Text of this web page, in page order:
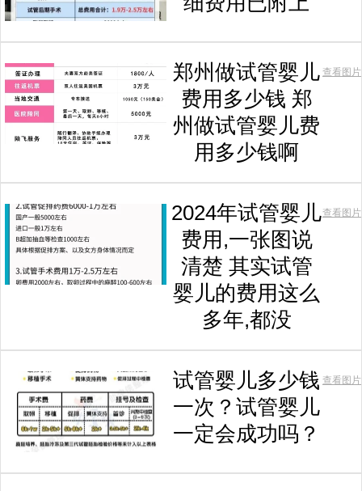
郑州做试管婴儿
费用多少钱 郑
州做试管婴儿费
用多少钱啊
查看图片
2024年试管婴儿
费用,一张图说
清楚 其实试管
婴儿的费用这么
多年,都没
查看图片
试管婴儿多少钱
一次？试管婴儿
一定会成功吗？
查看图片